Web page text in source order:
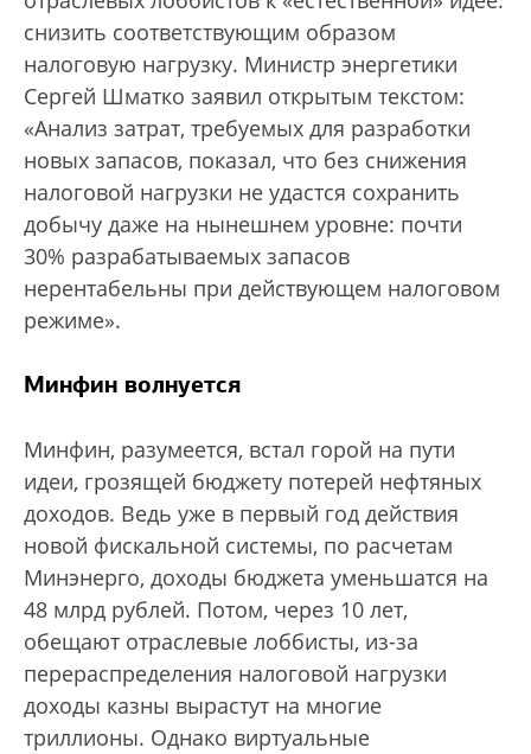
снизить соответствующим образом
налоговую нагрузку. Министр энергетики
Сергей Шматко заявил открытым текстом:
«Анализ затрат, требуемых для разработки
новых запасов, показал, что без снижения
налоговой нагрузки не удастся сохранить
добычу даже на нынешнем уровне: почти
30% разрабатываемых запасов
нерентабельны при действующем налоговом
режиме».
Минфин волнуется
Минфин, разумеется, встал горой на пути
идеи, грозящей бюджету потерей нефтяных
доходов. Ведь уже в первый год действия
новой фискальной системы, по расчетам
Мин­энерго, доходы бюджета уменьшатся на
48 млрд рублей. Потом, через 10 лет,
обещают отраслевые лоббисты, из-за
перераспределения налоговой нагрузки
доходы казны вырастут на многие
триллионы. Однако виртуальные